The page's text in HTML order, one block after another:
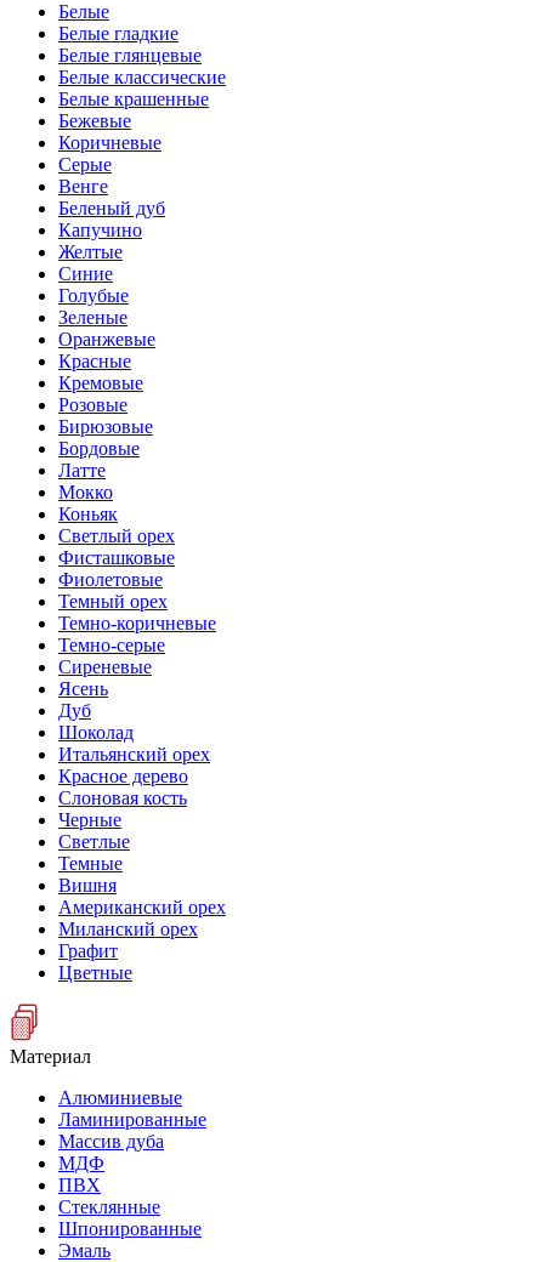
Белые
Белые гладкие
Белые глянцевые
Белые классические
Белые крашенные
Бежевые
Коричневые
Серые
Венге
Беленый дуб
Капучино
Желтые
Синие
Голубые
Зеленые
Оранжевые
Красные
Кремовые
Розовые
Бирюзовые
Бордовые
Латте
Мокко
Коньяк
Светлый орех
Фисташковые
Фиолетовые
Темный орех
Темно-коричневые
Темно-серые
Сиреневые
Ясень
Дуб
Шоколад
Итальянский орех
Красное дерево
Слоновая кость
Черные
Светлые
Темные
Вишня
Американский орех
Миланский орех
Графит
Цветные
Материал
Алюминиевые
Ламинированные
Массив дуба
МДФ
ПВХ
Стеклянные
Шпонированные
Эмаль